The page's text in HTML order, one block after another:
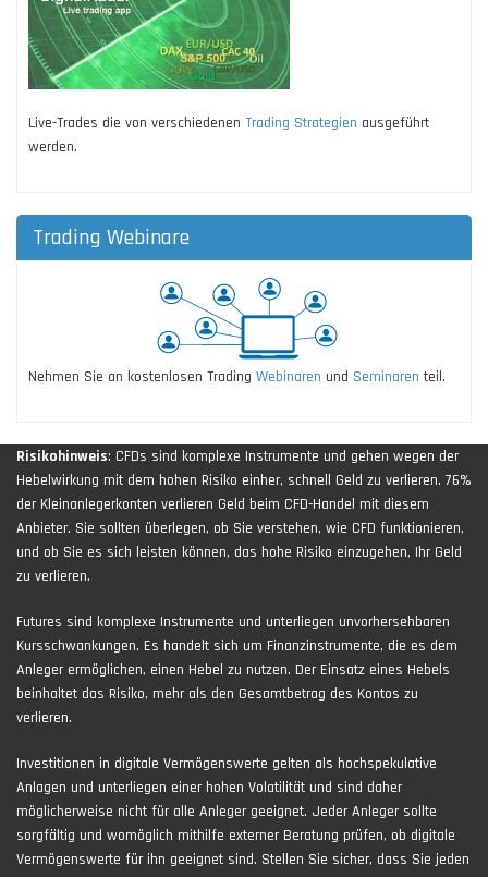
Live-Trades die von verschiedenen Trading Strategien ausgeführt
werden.
Trading Webinare
Nehmen Sie an kostenlosen Trading Webinaren und Seminaren teil.
Risikohinweis: CFDs sind komplexe Instrumente und gehen wegen der
Hebelwirkung mit dem hohen Risiko einher, schnell Geld zu verlieren. 76%
der Kleinanlegerkonten verlieren Geld beim CFD-Handel mit diesem
Anbieter. Sie sollten überlegen, ob Sie verstehen, wie CFD funktionieren,
und ob Sie es sich leisten können, das hohe Risiko einzugehen, Ihr Geld
zu verlieren.
Futures sind komplexe Instrumente und unterliegen unvorhersehbaren
Kursschwankungen. Es handelt sich um Finanzinstrumente, die es dem
Anleger ermöglichen, einen Hebel zu nutzen. Der Einsatz eines Hebels
beinhaltet das Risiko, mehr als den Gesamtbetrag des Kontos zu
verlieren.
Investitionen in digitale Vermögenswerte gelten als hochspekulative
Anlagen und unterliegen einer hohen Volatilität und sind daher
möglicherweise nicht für alle Anleger geeignet. Jeder Anleger sollte
sorgfältig und womöglich mithilfe externer Beratung prüfen, ob digitale
Vermögenswerte für ihn geeignet sind. Stellen Sie sicher, dass Sie jeden